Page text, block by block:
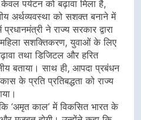
पर्यटन को बढ़ावा मिला है,
अर्थव्यवस्था को सशक्त बनाने में
ने राज्य सरकार द्वारा
महिला सशक्तिकरण, युवाओं के लिए
तथा डिजिटल और हरित
बताया। साथ ही, आपदा प्रबंधन
के प्रति प्रतिबद्धता को राज्य
‘अमृत काल’ में विकसित भारत के